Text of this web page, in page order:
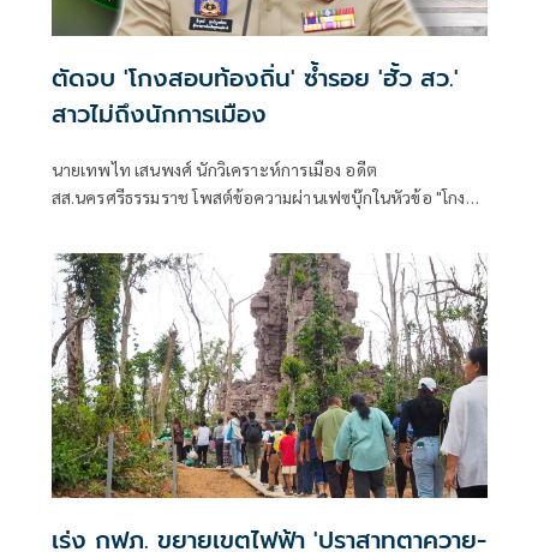
ตัดจบ 'โกงสอบท้องถิ่น' ซ้ำรอย 'ฮั้ว สว.'
สาวไม่ถึงนักการเมือง
นายเทพไท เสนพงศ์ นักวิเคราะห์การเมือง อดีต
สส.นครศรีธรรมราช โพสต์ข้อความผ่านเฟซบุ๊กในหัวข้อ "โกง
เร่ง กฟภ. ขยายเขตไฟฟ้า 'ปราสาทตาควาย-